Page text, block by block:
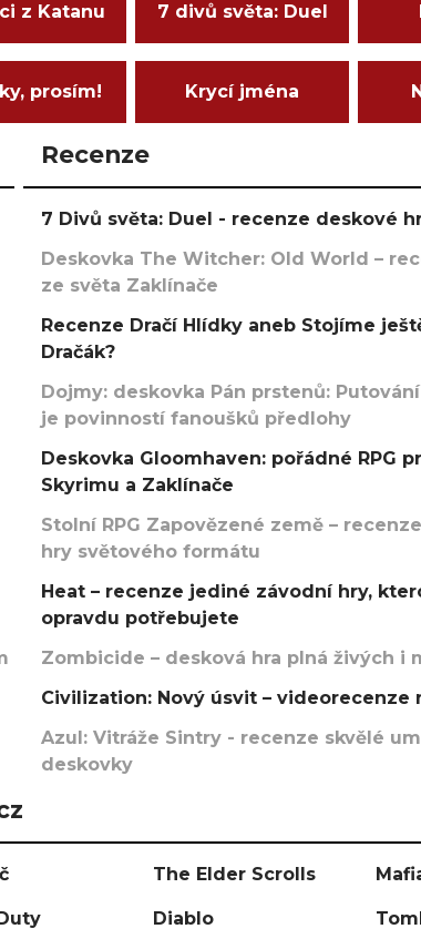
z Katanu 7 divů světa: Duel
prosím! Krycí jména
Recenze
7 Divů světa: Duel - recenze deskové
Deskovka The Witcher: Old World –
ze světa Zaklínače
Recenze Dračí Hlídky aneb Stojíme
Dračák?
Dojmy: deskovka Pán prstenů:
je povinností fanoušků předlohy
Deskovka Gloomhaven: pořádné RPG
Skyrimu a Zaklínače
Stolní RPG Zapovězené země –
hry světového formátu
Heat – recenze jediné závodní hry,
opravdu potřebujete
Zombicide – desková hra plná živých i
Civilization: Nový úsvit – videorecenze
Azul: Vitráže Sintry - recenze skvělé
deskovky
The Elder Scrolls
Diablo